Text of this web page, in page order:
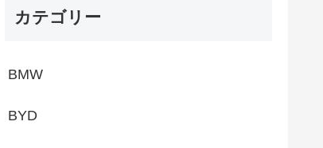
カテゴリー
BMW
BYD